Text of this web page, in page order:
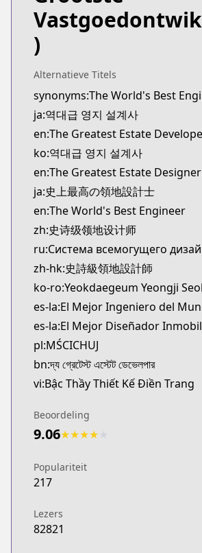
novelUpdates
https://
https://www.webtoons.com/
Webtoons
Webtoons
https://www.webtoons.com/
Webtoons
Webtoons
https://www.webtoons.com/
Webtoons
Webtoons
https://www.webtoons.com/
Webtoons
Webtoons
https://www.webtoons.com/
Dongman Manhua
Dongman Manhua
http://
Webtoons
Webtoons
https://www.webtoons.com/
Naver Series
https://series.naver.com/
Naver Webtoon
https://comic.naver.com/
)
Alternatieve Titels
ja:역대급 영지 설계사
en:The Greatest Estate
ko:역대급 영지 설계사
en:The Greatest Estate Designer
ja:史上最高の領地設計士
en:The World's Best Engineer
zh:史诗级领地设计师
ru:Система всемогущего
zh-hk:史詩級領地設計師
ko-ro:Yeokdaegeum Yeongji
es-la:El Mejor Ingeniero del
es-la:El Mejor Diseñador
pl:MŚCICHUJ
bn:দ্য গ্রেটেস্ট এস্টেট ডেভেলপার
vi:Bậc Thầy Thiết Kế Điền Trang
Beoordeling
9.06★★★★
Populariteit
217
Lezers
82821